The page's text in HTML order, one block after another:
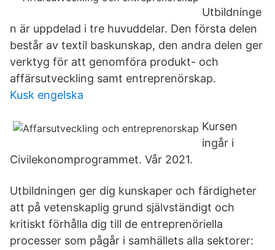
Utbildninge
n är uppdelad i tre huvuddelar. Den första delen
består av textil baskunskap, den andra delen ger
verktyg för att genomföra produkt- och
affärsutveckling samt entreprenörskap.
Kusk engelska
Kursen
ingår i
Civilekonomprogrammet. Vår 2021.
Utbildningen ger dig kunskaper och färdigheter
att på vetenskaplig grund självständigt och
kritiskt förhålla dig till de entreprenöriella
processer som pågår i samhällets alla sektorer: